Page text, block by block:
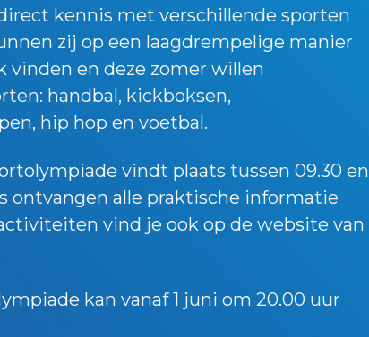
kennis met verschillende sporten
zij op een laagdrempelige manier
en deze zomer willen
handbal, kickboksen,
hip hop en voetbal.
vindt plaats tussen 09.30 en
ontvangen alle praktische informatie
vind je ook op de website van
kan vanaf 1 juni om 20.00 uur